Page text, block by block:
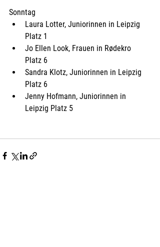
Sonntag
Laura Lotter, Juniorinnen in Leipzig
Platz 1
Jo Ellen Look, Frauen in Rødekro
Platz 6
Sandra Klotz, Juniorinnen in Leipzig
Platz 6
Jenny Hofmann, Juniorinnen in
Leipzig Platz 5